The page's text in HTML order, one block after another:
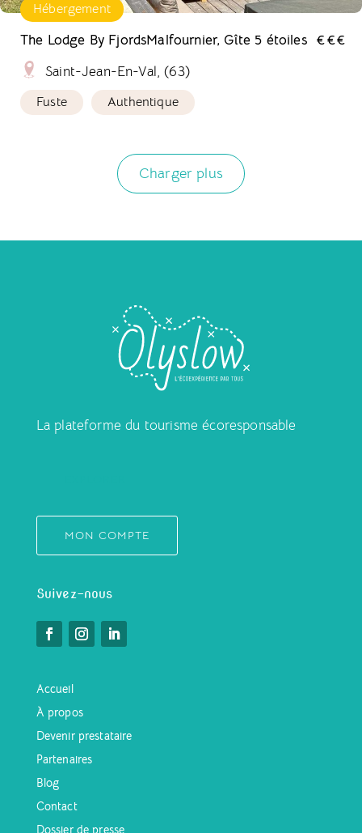
Hébergement
The Lodge By FjordsMalfournier, Gîte 5 étoiles €€€
Saint-Jean-En-Val, (63)
Fuste Authentique
Charger plus
La plateforme du tourisme écoresponsable
MON COMPTE
Suivez-nous
Accueil
À propos
Devenir prestataire
Partenaires
Blog
Contact
Dossier de presse